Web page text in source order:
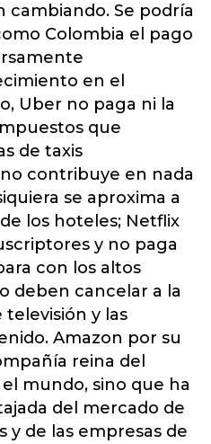
cambiando. Se podría
Colombia el pago
en el
Uber no paga ni la
que
de taxis
contribuye en nada
se aproxima a
los hoteles; Netflix
y no paga
con los altos
deben cancelar a la
televisión y las
Amazon por su
reina del
mundo, sino que ha
del mercado de
y de las empresas de